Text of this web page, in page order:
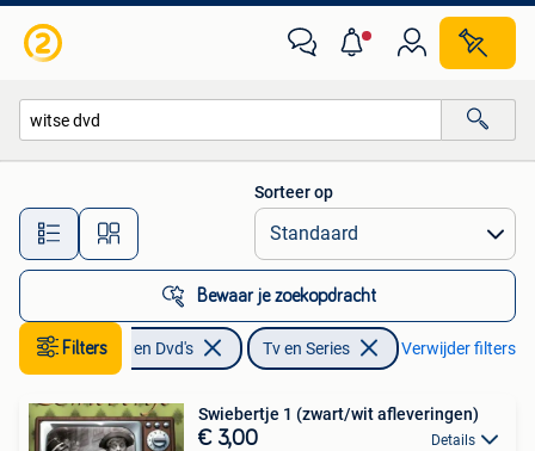
Alle afstanden…
Sorteer op
Bewaar je zoekopdracht
FiltersCd's en Dvd's Tv en Series Verwijder filters
Swiebertje 1 (zwart/wit afleveringen)
€ 3,00 Details